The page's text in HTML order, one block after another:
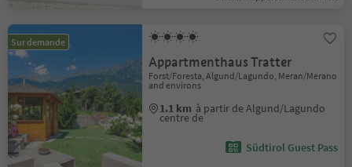
Sur demande
Appartmenthaus Tratter
Forst/Foresta, Algund/Lagundo, Meran/Merano
and environs
1.1 km à partir de Algund/Lagundo
centre de
Südtirol Guest Pass